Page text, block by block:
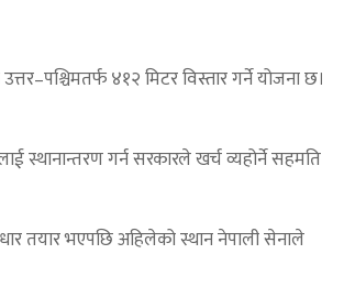
४१२ मिटर विस्तार गर्ने योजना छ।
स्थानान्तरण गर्न सरकारले खर्च व्यहोर्ने सहमति
तयार भएपछि अहिलेको स्थान नेपाली सेनाले